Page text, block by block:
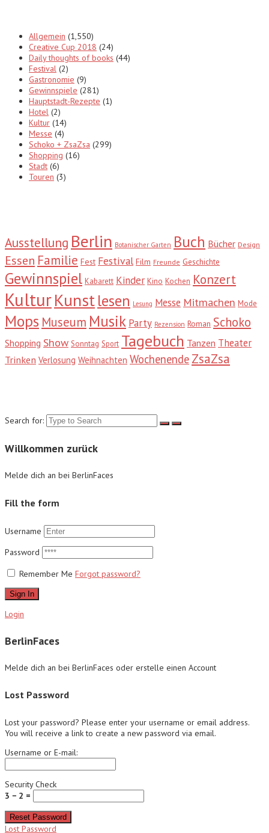
Allgemein (1,550)
Creative Cup 2018 (24)
Daily thoughts of books (44)
Festival (2)
Gastronomie (9)
Gewinnspiele (281)
Hauptstadt-Rezepte (1)
Hotel (2)
Kultur (14)
Messe (4)
Schoko + ZsaZsa (299)
Shopping (16)
Stadt (6)
Touren (3)
Ausstellung Berlin Botanischer Garten Buch Bücher Design
Essen Familie Fest Festival Film Freunde Geschichte
Gewinnspiel Kabarett Kinder Kino Kochen Konzert
KulturKunstlesen Lesung Messe Mitmachen Mode
Mops Museum Musik Party Rezension Roman Schoko
Shopping Show Sonntag Sport Tagebuch Tanzen Theater
Trinken Verlosung Weihnachten Wochenende ZsaZsa
Search for:
Willkommen zurück
Melde dich an bei BerlinFaces
Fill the form
Username
Password
Remember Me Forgot password?
Sign In
Login
BerlinFaces
Melde dich an bei BerlinFaces oder erstelle einen Account
Lost Password
Lost your password? Please enter your username or email address.
You will receive a link to create a new password via email.
Username or E-mail:
Security Check
3 − 2 =
Reset Password
Lost Password